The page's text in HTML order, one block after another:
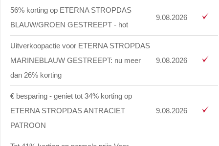
56% korting op ETERNA STROPDAS
BLAUW/GROEN GESTREEPT - hot
9.08.2026
Uitverkoopactie voor ETERNA STROPDAS
MARINEBLAUW GESTREEPT: nu meer
dan 26% korting
9.08.2026
€ besparing - geniet tot 34% korting op
ETERNA STROPDAS ANTRACIET
PATROON
9.08.2026